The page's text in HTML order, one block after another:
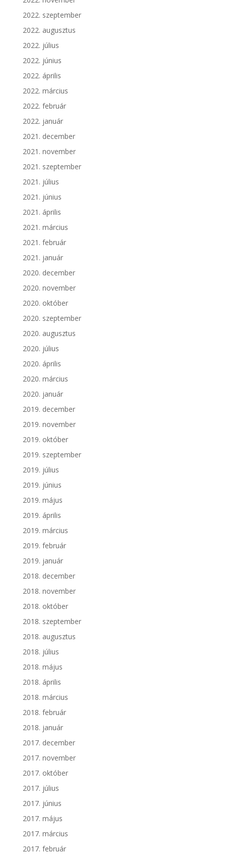
2022. szeptember
2022. augusztus
2022. július
2022. június
2022. április
2022. március
2022. február
2022. január
2021. december
2021. november
2021. szeptember
2021. július
2021. június
2021. április
2021. március
2021. február
2021. január
2020. december
2020. november
2020. október
2020. szeptember
2020. augusztus
2020. július
2020. április
2020. március
2020. január
2019. december
2019. november
2019. október
2019. szeptember
2019. július
2019. június
2019. május
2019. április
2019. március
2019. február
2019. január
2018. december
2018. november
2018. október
2018. szeptember
2018. augusztus
2018. július
2018. május
2018. április
2018. március
2018. február
2018. január
2017. december
2017. november
2017. október
2017. július
2017. június
2017. május
2017. március
2017. február